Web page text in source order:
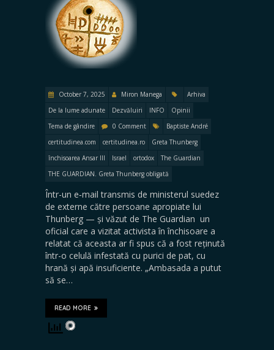
October 7, 2025 Miron Manega
Arhiva
De la lume adunate
Dezvăluiri INFO
Opinii
Tema de gândire
0 Comment
Baptiste André
certitudinea.com
certitudinea.ro
Greta Thunberg
închisoarea Ansar III
Israel ortodox
The Guardian
THE GUARDIAN. Greta Thunberg obligată
Într-un e‑mail transmis de ministerul suedez
de externe către persoane apropiate lui
Thunberg — și văzut de The Guardian un
oficial care a vizitat activista în închisoare a
relatat că aceasta ar fi spus că a fost reținută
într-o celulă infestată cu purici de pat, cu
hrană și apă insuficiente. „Ambasada a putut
să se…
READ MORE